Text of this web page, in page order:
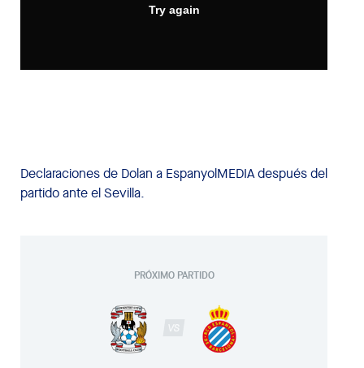
Declaraciones de Dolan a EspanyolMEDIA después del
partido ante el Sevilla.
PRÓXIMO PARTIDO
VS